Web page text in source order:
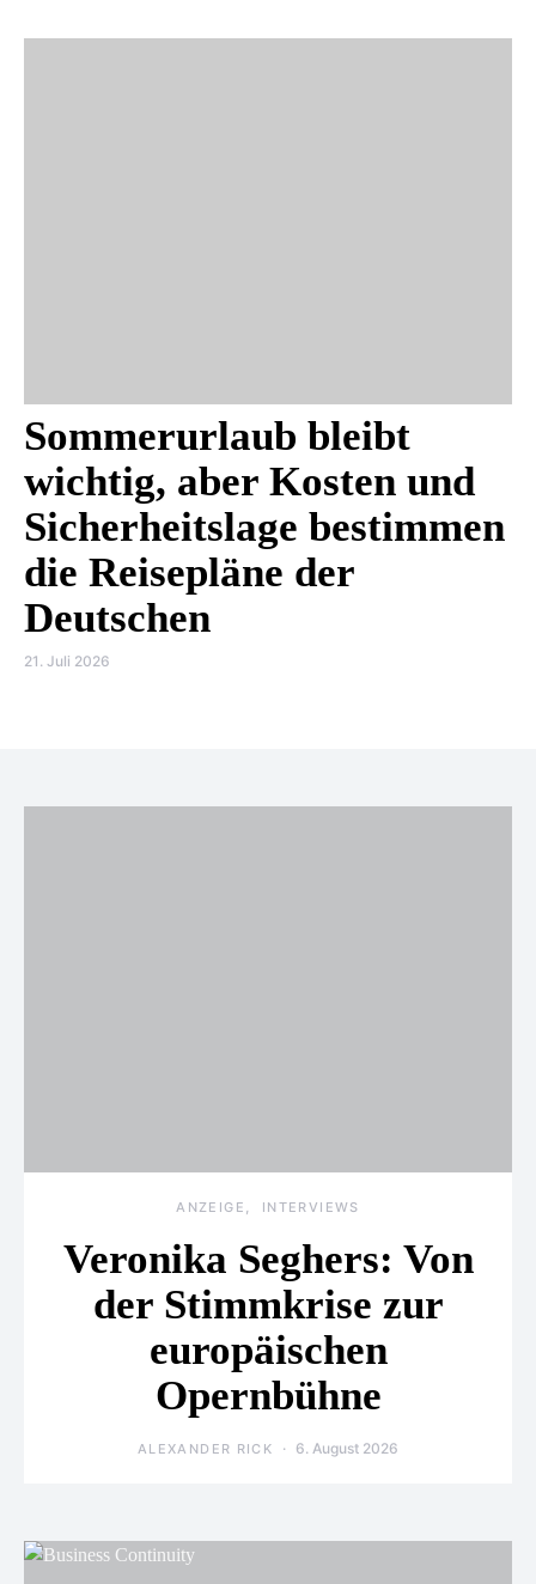
Sommerurlaub bleibt
wichtig, aber Kosten und
Sicherheitslage bestimmen
die Reisepläne der
Deutschen
21. Juli 2026
ANZEIGE INTERVIEWS
Veronika Seghers: Von
der Stimmkrise zur
europäischen
Opernbühne
ALEXANDER RICK 6. August 2026